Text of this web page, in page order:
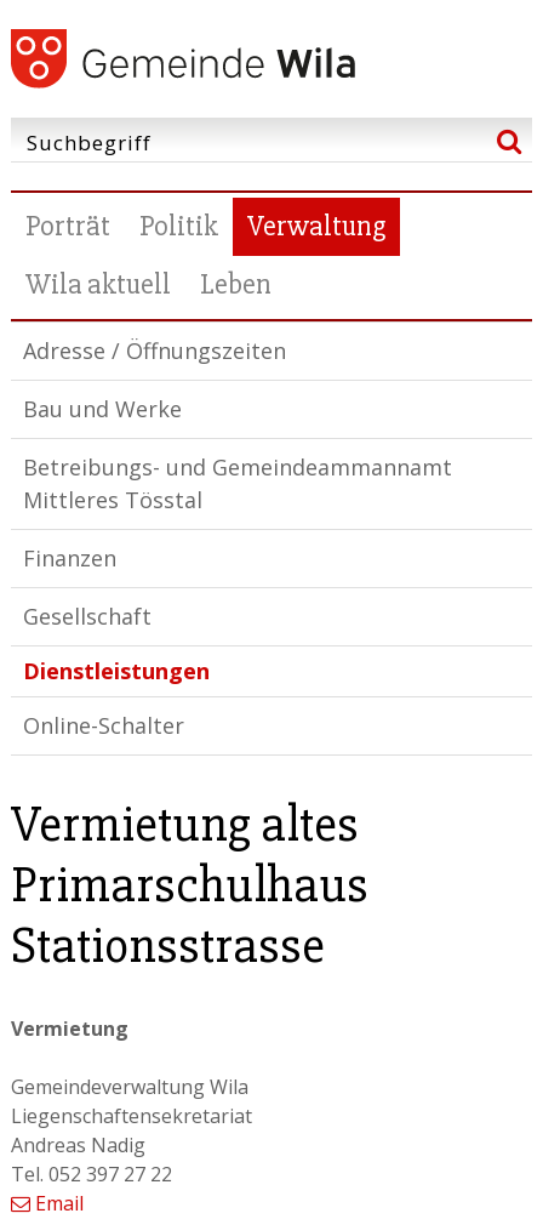
Porträt Politik
Verwaltung
Wila aktuell
Leben
Adresse / Öffnungszeiten
Bau und Werke
Betreibungs- und Gemeindeammannamt
Mittleres Tösstal
Finanzen
Gesellschaft
Dienstleistungen
Online-Schalter
Vermietung altes
Primarschulhaus
Stationsstrasse
Vermietung
Gemeindeverwaltung Wila
Liegenschaftensekretariat
Andreas Nadig
Tel. 052 397 27 22
Email